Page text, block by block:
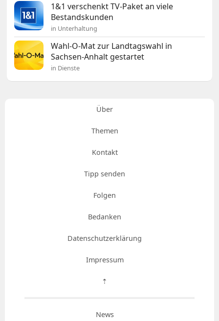
1&1 verschenkt TV-Paket an viele
Bestandskunden
in Unterhaltung
Wahl-O-Mat zur Landtagswahl in
Sachsen-Anhalt gestartet
in Dienste
Über
Themen
Kontakt
Tipp senden
Folgen
Bedanken
Datenschutzerklärung
Impressum
⇡
News